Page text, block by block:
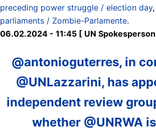
preceding power struggle / election day
parliaments / Zombie-Parlamente.
06.02.2024 - 11:45 [ UN
@antonioguterres, in
@UNLazzarini, has
independent review
whether @UNRWA